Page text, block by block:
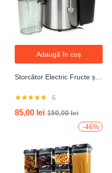
Adaugă în coș
5.00din 5
6
85,00 lei 150,00lei
-46%